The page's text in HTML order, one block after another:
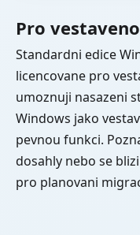
Pro
Standardni edice
licencovane pro
umoznuji nasazeni
Windows jako
pevnou funkci.
dosahly nebo se
pro planovani